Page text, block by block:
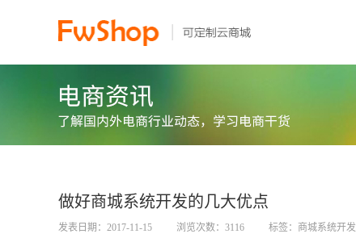
做好商城系统开发的几大优点
发表日期：2017-11-15 浏览次数：3116 标签：商城系统开发